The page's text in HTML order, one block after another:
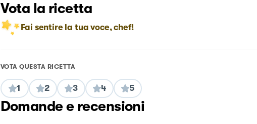
Vota la ricetta
Fai sentire la tua voce, chef!
VOTA QUESTA RICETTA
1 2 3 4 5
Domande e recensioni